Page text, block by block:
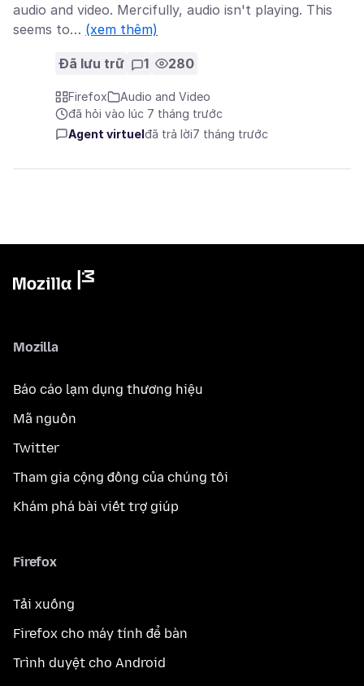
audio and video. Mercifully, audio isn't playing. This
seems to… (xem thêm)
Đã lưu trữ 1 280
Firefox
Audio and Video
đã hỏi vào lúc 7 tháng trước
Agent virtuel đã trả lời7 tháng trước
Mozilla
Báo cáo lạm dụng thương hiệu
Mã nguồn
Twitter
Tham gia cộng đồng của chúng tôi
Khám phá bài viết trợ giúp
Firefox
Tải xuống
Firefox cho máy tính để bàn
Trình duyệt cho Android